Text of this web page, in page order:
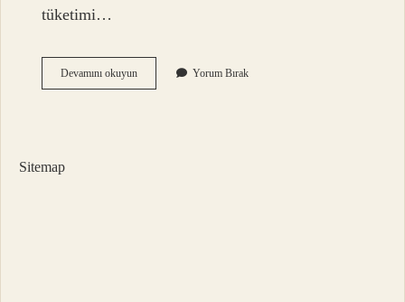
tüketimi…
Devamını okuyunSağlıklı
Su
Yorum Bırak
Sitemap